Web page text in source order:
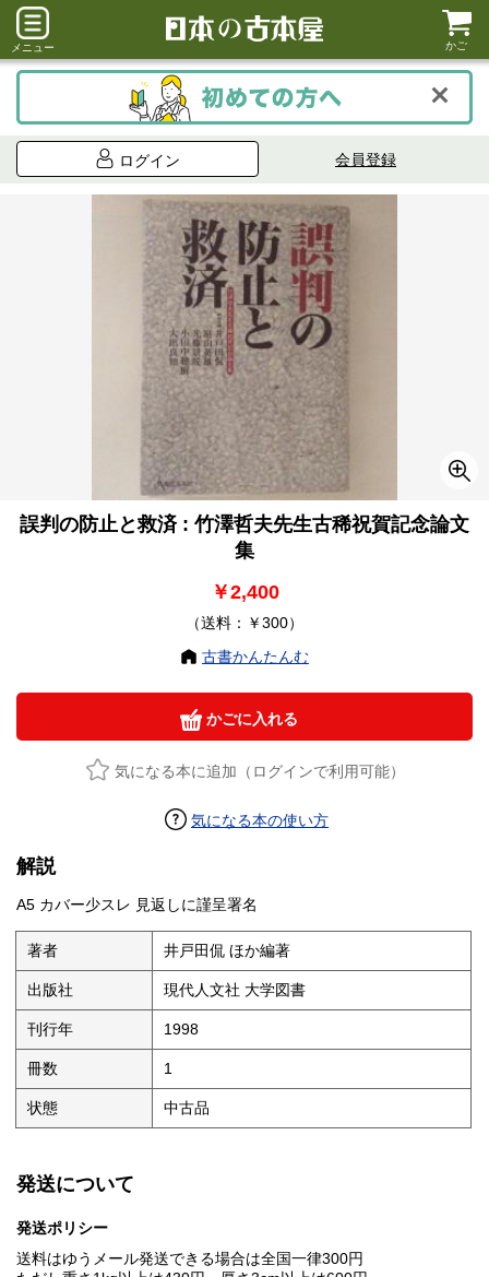
メニュー かご
ログイン 会員登録
誤判の防止と救済 : 竹澤哲夫先生古稀祝賀記念論文
集
￥2,400
（送料：￥300）
古書かんたんむ
かごに入れる
気になる本に追加（ログインで利用可能）
気になる本の使い方
解説
A5 カバー少スレ 見返しに謹呈署名
著者 井戸田侃 ほか編著
出版社 現代人文社 大学図書
刊行年 1998
冊数 1
状態 中古品
発送について
発送ポリシー
送料はゆうメール発送できる場合は全国一律300円